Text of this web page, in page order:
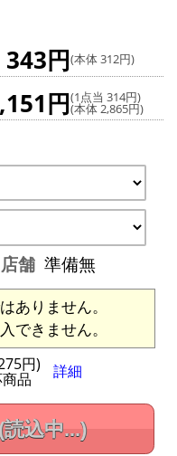
343円(本体 312円)
円(1点当 314円)
(本体 2,865円)
店舗 準備無
ありません。
できません。
円)
品 詳細
(読込中...)